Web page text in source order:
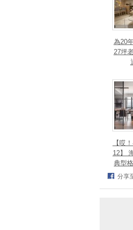
為20
27坪
【哎
12】
典型
身面
分享